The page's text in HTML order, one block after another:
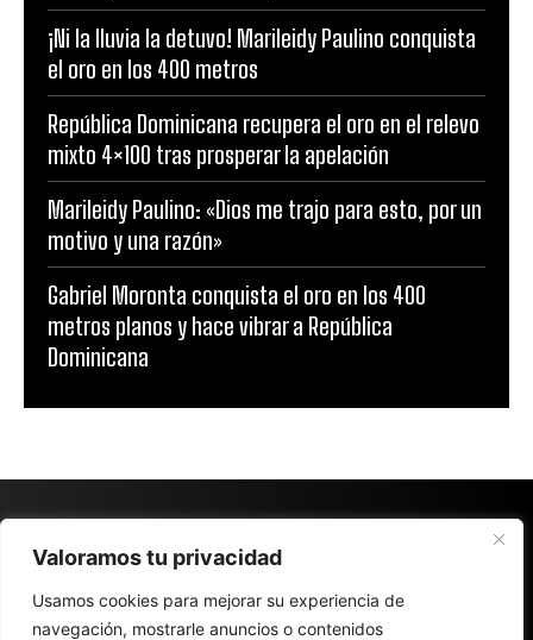
Valoramos tu privacidad
Usamos cookies para mejorar su experiencia de
navegación, mostrarle anuncios o contenidos
¡Ni la lluvia la detuvo! Marileidy Paulino conquista
el oro en los 400 metros
República Dominicana recupera el oro en el relevo
mixto 4×100 tras prosperar la apelación
Marileidy Paulino: «Dios me trajo para esto, por un
motivo y una razón»
Gabriel Moronta conquista el oro en los 400
metros planos y hace vibrar a República
Dominicana